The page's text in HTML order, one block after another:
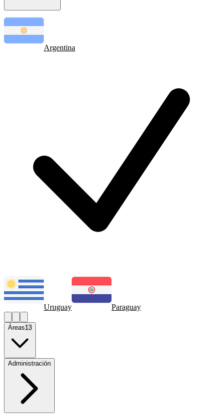
Argentina
Uruguay Paraguay
Áreas13
Administración